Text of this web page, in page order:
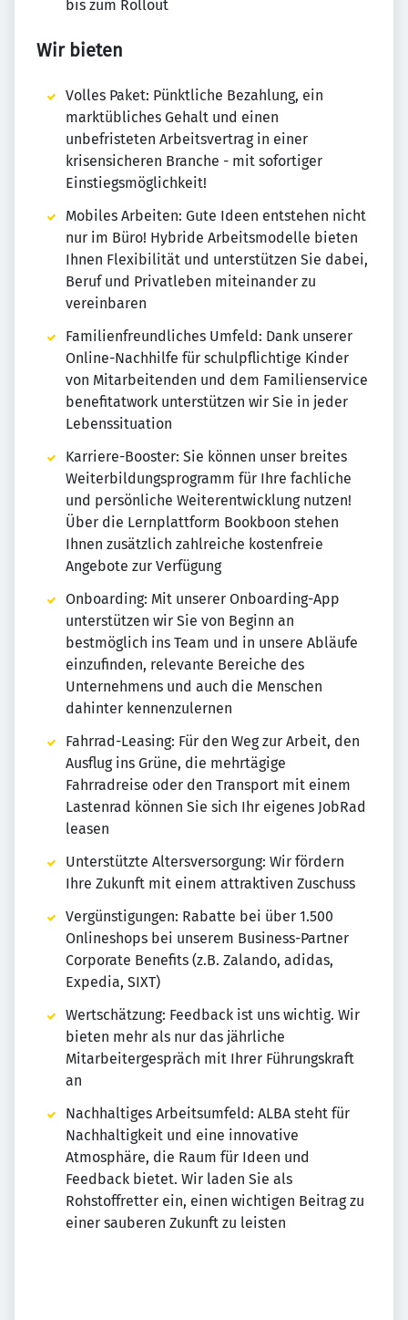
bis zum Rollout
Wir bieten
Volles Paket: Pünktliche Bezahlung, ein
marktübliches Gehalt und einen
unbefristeten Arbeitsvertrag in einer
krisensicheren Branche - mit sofortiger
Einstiegsmöglichkeit!
Mobiles Arbeiten: Gute Ideen entstehen nicht
nur im Büro! Hybride Arbeitsmodelle bieten
Ihnen Flexibilität und unterstützen Sie dabei,
Beruf und Privatleben miteinander zu
vereinbaren
Familienfreundliches Umfeld: Dank unserer
Online-Nachhilfe für schulpflichtige Kinder
von Mitarbeitenden und dem Familienservice
benefitatwork unterstützen wir Sie in jeder
Lebenssituation
Karriere-Booster: Sie können unser breites
Weiterbildungsprogramm für Ihre fachliche
und persönliche Weiterentwicklung nutzen!
Über die Lernplattform Bookboon stehen
Ihnen zusätzlich zahlreiche kostenfreie
Angebote zur Verfügung
Onboarding: Mit unserer Onboarding-App
unterstützen wir Sie von Beginn an
bestmöglich ins Team und in unsere Abläufe
einzufinden, relevante Bereiche des
Unternehmens und auch die Menschen
dahinter kennenzulernen
Fahrrad-Leasing: Für den Weg zur Arbeit, den
Ausflug ins Grüne, die mehrtägige
Fahrradreise oder den Transport mit einem
Lastenrad können Sie sich Ihr eigenes JobRad
leasen
Unterstützte Altersversorgung: Wir fördern
Ihre Zukunft mit einem attraktiven Zuschuss
Vergünstigungen: Rabatte bei über 1.500
Onlineshops bei unserem Business-Partner
Corporate Benefits (z.B. Zalando, adidas,
Expedia, SIXT)
Wertschätzung: Feedback ist uns wichtig. Wir
bieten mehr als nur das jährliche
Mitarbeitergespräch mit Ihrer Führungskraft
an
Nachhaltiges Arbeitsumfeld: ALBA steht für
Nachhaltigkeit und eine innovative
Atmosphäre, die Raum für Ideen und
Feedback bietet. Wir laden Sie als
Rohstoffretter ein, einen wichtigen Beitrag zu
einer sauberen Zukunft zu leisten